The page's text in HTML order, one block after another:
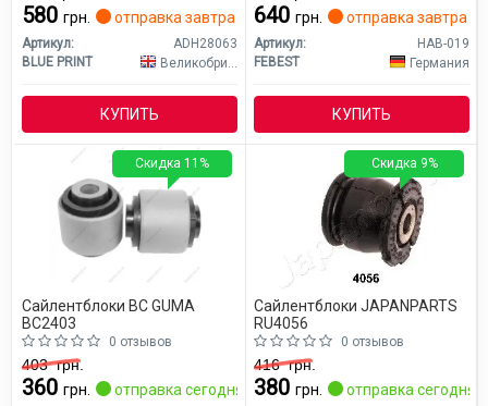
580 грн. отправка завтра
Артикул:
ADH28063
BLUE PRINT
Великобритания
КУПИТЬ
640 грн. отправка завтра
Артикул:
HAB-019
FEBEST
Германия
КУПИТЬ
Сайлентблоки BC GUMA
BC2403
0 отзывов
403грн.
360 грн. отправка сегодня
Скидка 11%
Сайлентблоки JAPANPARTS
RU4056
0 отзывов
416грн.
380 грн. отправка сегодня
Скидка 9%